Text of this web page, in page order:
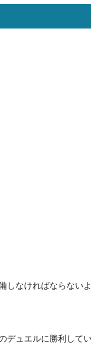
しなければならないよ
デュエルに勝利して